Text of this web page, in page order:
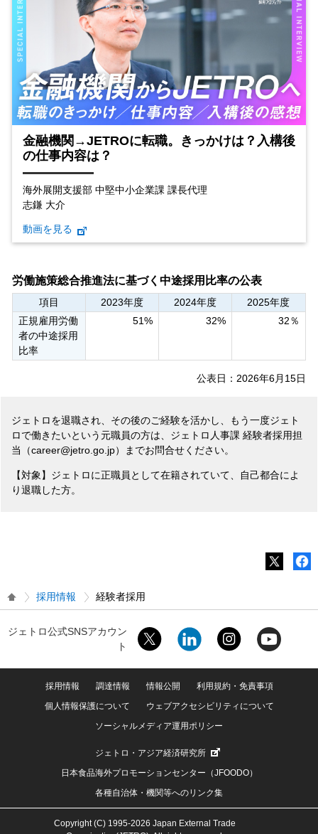
金融機関→JETROに転職。きっかけは？入構後
の仕事内容は？
海外展開支援部 中堅中小企業課 課長代理
志鎌 大介
動画を見る
労働施策総合推進法に基づく中途採用比率の公表
項目 2023年度 2024年度
2025年度
正規雇用労働
者の中途採用
比率
51% 32% 32％
公表日：2026年6月15日
ジェトロを退職され、その後のご経験を活かし、もう一度ジェト
ロで働きたいという元職員の方は、ジェトロ人事課 経験者採用担
当（career@jetro.go.jp）までお問合せください。
【対象】ジェトロに正職員として在籍されていて、自己都合によ
り退職した方。
採用情報 経験者採用
ジェトロ公式SNSアカウン
ト
採用情報 調達情報 情報公開
利用規約・免責事項
個人情報保護について
ウェブアクセシビリティについて
ソーシャルメディア運用ポリシー
ジェトロ・アジア経済研究所
日本食品海外プロモーションセンター（JFOODO）
各種自治体・機関等へのリンク集
Copyright (C) 1995-2026 Japan External Trade